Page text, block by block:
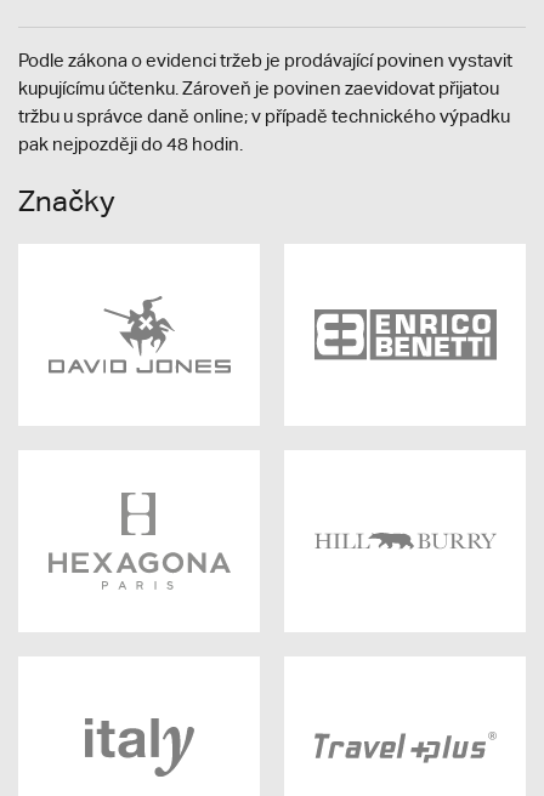
Podle zákona o evidenci tržeb je prodávající povinen vystavit
kupujícímu účtenku. Zároveň je povinen zaevidovat přijatou
tržbu u správce daně online; v případě technického výpadku
pak nejpozději do 48 hodin.
Značky